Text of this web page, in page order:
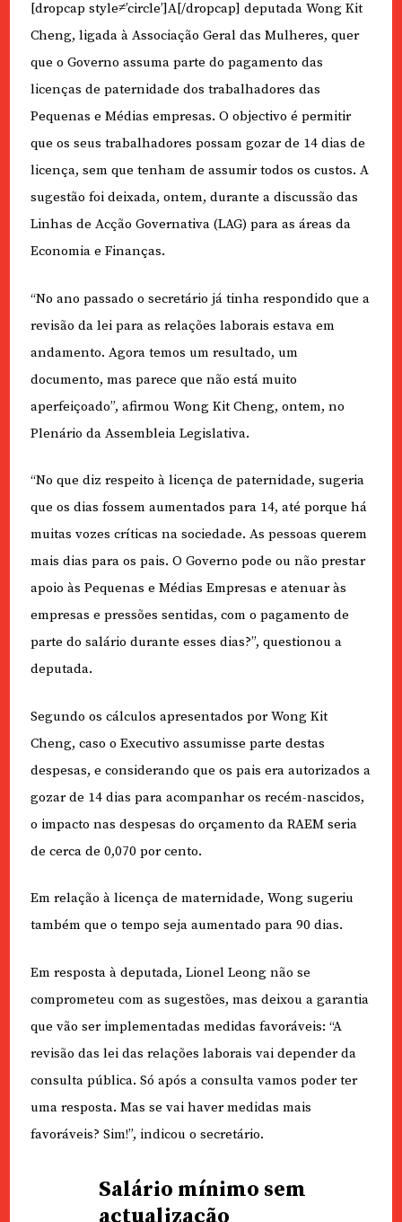
[dropcap style≠’circle’]A[/dropcap] deputada Wong Kit
Cheng, ligada à Associação Geral das Mulheres, quer
que o Governo assuma parte do pagamento das
licenças de paternidade dos trabalhadores das
Pequenas e Médias empresas. O objectivo é permitir
que os seus trabalhadores possam gozar de 14 dias de
licença, sem que tenham de assumir todos os custos. A
sugestão foi deixada, ontem, durante a discussão das
Linhas de Acção Governativa (LAG) para as áreas da
Economia e Finanças.
“No ano passado o secretário já tinha respondido que a
revisão da lei para as relações laborais estava em
andamento. Agora temos um resultado, um
documento, mas parece que não está muito
aperfeiçoado”, afirmou Wong Kit Cheng, ontem, no
Plenário da Assembleia Legislativa.
“No que diz respeito à licença de paternidade, sugeria
que os dias fossem aumentados para 14, até porque há
muitas vozes críticas na sociedade. As pessoas querem
mais dias para os pais. O Governo pode ou não prestar
apoio às Pequenas e Médias Empresas e atenuar às
empresas e pressões sentidas, com o pagamento de
parte do salário durante esses dias?”, questionou a
deputada.
Segundo os cálculos apresentados por Wong Kit
Cheng, caso o Executivo assumisse parte destas
despesas, e considerando que os pais era autorizados a
gozar de 14 dias para acompanhar os recém-nascidos,
o impacto nas despesas do orçamento da RAEM seria
de cerca de 0,070 por cento.
Em relação à licença de maternidade, Wong sugeriu
também que o tempo seja aumentado para 90 dias.
Em resposta à deputada, Lionel Leong não se
comprometeu com as sugestões, mas deixou a garantia
que vão ser implementadas medidas favoráveis: “A
revisão das lei das relações laborais vai depender da
consulta pública. Só após a consulta vamos poder ter
uma resposta. Mas se vai haver medidas mais
favoráveis? Sim!”, indicou o secretário.
Salário mínimo sem